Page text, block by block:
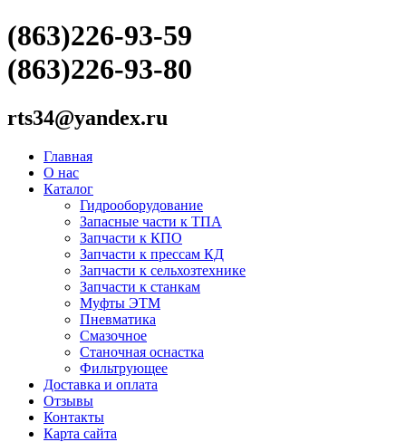
(863)226-93-59
(863)226-93-80
rts34@yandex.ru
Главная
О нас
Каталог
Гидрооборудование
Запасные части к ТПА
Запчасти к КПО
Запчасти к прессам КД
Запчасти к сельхозтехнике
Запчасти к станкам
Муфты ЭТМ
Пневматика
Смазочное
Станочная оснастка
Фильтрующее
Доставка и оплата
Отзывы
Контакты
Карта сайта